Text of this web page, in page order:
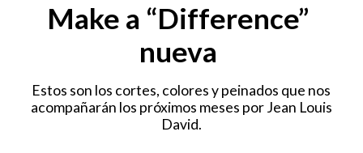
Make a “Difference”
nueva
Estos son los cortes, colores y peinados que nos
acompañarán los próximos meses por Jean Louis
David.